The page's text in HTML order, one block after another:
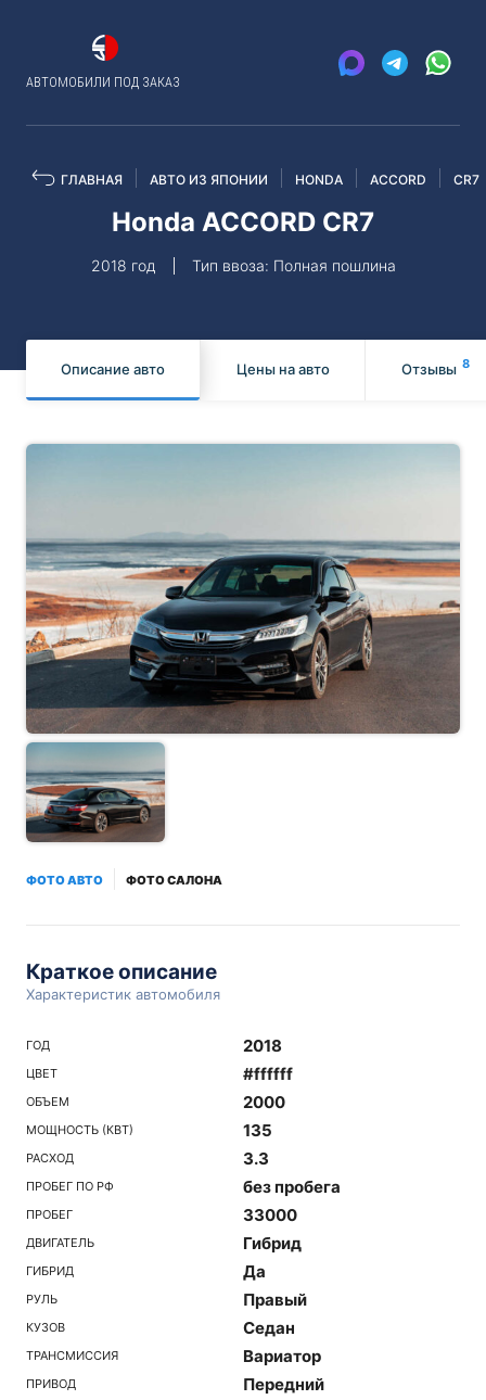
АВТОМОБИЛИ ПОД ЗАКАЗ
ГЛАВНАЯ АВТО ИЗ ЯПОНИИ HONDA ACCORD CR7
Honda ACCORD CR7
2018 год Тип ввоза: Полная пошлина
Описание авто Цены на авто Отзывы 8
ФОТО АВТО ФОТО САЛОНА
Краткое описание
Характеристик автомобиля
ГОД 2018
ЦВЕТ #ffffff
ОБЪЕМ 2000
МОЩНОСТЬ (КВТ) 135
РАСХОД 3.3
ПРОБЕГ ПО РФ без пробега
ПРОБЕГ 33000
ДВИГАТЕЛЬ Гибрид
ГИБРИД Да
РУЛЬ Правый
КУЗОВ Седан
ТРАНСМИССИЯ Вариатор
ПРИВОД Передний